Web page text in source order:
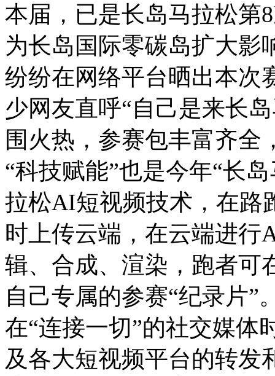
本届，已是长岛马拉松第
为长岛国际零碳岛扩大影
纷纷在网络平台晒出本次
少网友直呼“自己是来长
围火热，参赛包丰富齐全
“科技赋能”也是今年“长
拉松AI短视频技术，在路
时上传云端，在云端进行
辑、合成、渲染，跑者可
自己专属的参赛“纪录片”
在“连接一切”的社交媒体
及各大短视频平台的转发